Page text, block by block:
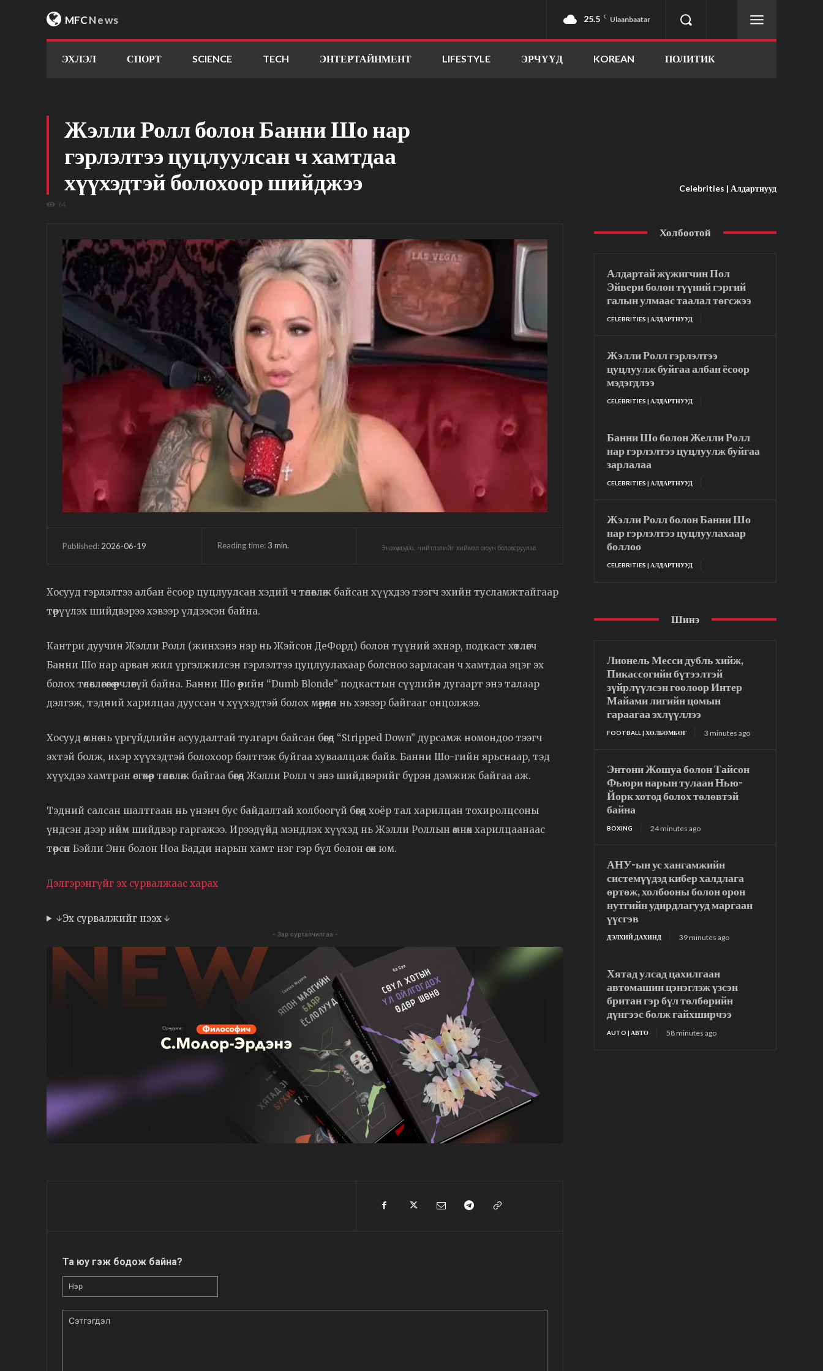
MFCNews 25.5 C Ulaanbaatar
ЭХЛЭЛ СПОРТ SCIENCE TECH ЭНТЕРТАЙНМЕНТ LIFESTYLE ЭРЧҮҮД KOREAN ПОЛИТИК
Жэлли Ролл болон Банни Шо нар
гэрлэлтээ цуцлуулсан ч хамтдаа
хүүхэдтэй болохоор шийджээ
64
Celebrities | Алдартнууд
Published: 2026-06-19 Reading time: 3 min. Энэхүү мэдээ, нийтлэлийг хиймэл оюун боловсруулав.
Хосууд гэрлэлтээ албан ёсоор цуцлуулсан хэдий ч төлөвлөж байсан хүүхдээ тээгч эхийн тусламжтайгаар
төрүүлэх шийдвэрээ хэвээр үлдээсэн байна.
Кантри дуучин Жэлли Ролл (жинхэнэ нэр нь Жэйсон ДеФорд) болон түүний эхнэр, подкаст хөтлөгч
Банни Шо нар арван жил үргэлжилсэн гэрлэлтээ цуцлуулахаар болсноо зарласан ч хамтдаа эцэг эх
болох төлөвлөгөөгөө өөрчлөөгүй байна. Банни Шо өөрийн “Dumb Blonde” подкастын сүүлийн дугаарт энэ талаар
дэлгэж, тэдний харилцаа дууссан ч хүүхэдтэй болох мөрөөдөл нь хэвээр байгааг онцолжээ.
Хосууд өмнө нь үргүйдлийн асуудалтай тулгарч байсан бөгөөд “Stripped Down” дурсамж номондоо тээгч
эхтэй болж, ихэр хүүхэдтэй болохоор бэлтгэж буйгаа хуваалцаж байв. Банни Шо-гийн ярьснаар, тэд
хүүхдээ хамтран өсгөхөөр төлөвлөж байгаа бөгөөд Жэлли Ролл ч энэ шийдвэрийг бүрэн дэмжиж байгаа аж.
Тэдний салсан шалтгаан нь үнэнч бус байдалтай холбоогүй бөгөөд хоёр тал харилцан тохиролцсоны
үндсэн дээр ийм шийдвэр гаргажээ. Ирээдүйд мэндлэх хүүхэд нь Жэлли Роллын өмнөх харилцаанаас
төрсөн Бэйли Энн болон Ноа Бадди нарын хамт нэг гэр бүл болон өсөх юм.
Дэлгэрэнгүйг эх сурвалжаас харах
↓Эх сурвалжийг нээх ↓
- Зар сурталчилгаа -
Та юу гэж бодож байна?
Холбоотой
Алдартай жүжигчин Пол
Эйвери болон түүний гэргий
галын улмаас таалал төгсжээ
CELEBRITIES | АЛДАРТНУУД
Жэлли Ролл гэрлэлтээ
цуцлуулж буйгаа албан ёсоор
мэдэгдлээ
CELEBRITIES | АЛДАРТНУУД
Банни Шо болон Желли Ролл
нар гэрлэлтээ цуцлуулж буйгаа
зарлалаа
CELEBRITIES | АЛДАРТНУУД
Жэлли Ролл болон Банни Шо
нар гэрлэлтээ цуцлуулахаар
боллоо
CELEBRITIES | АЛДАРТНУУД
Шинэ
Лионель Месси дубль хийж,
Пикассогийн бүтээлтэй
зүйрлүүлсэн гоолоор Интер
Майами лигийн цомын
гараагаа эхлүүллээ
FOOTBALL | ХӨЛБӨМБӨГ 3 minutes ago
Энтони Жошуа болон Тайсон
Фьюри нарын тулаан Нью-
Йорк хотод болох төлөвтэй
байна
BOXING 24 minutes ago
АНУ-ын ус хангамжийн
системүүдэд кибер халдлага
өртөж, холбооны болон орон
нутгийн удирдлагууд маргаан
үүсгэв
ДЭЛХИЙ ДАХИНД 39 minutes ago
Хятад улсад цахилгаан
автомашин цэнэглэж үзсэн
британ гэр бүл төлбөрийн
дүнгээс болж гайхширчээ
AUTO | АВТО 58 minutes ago